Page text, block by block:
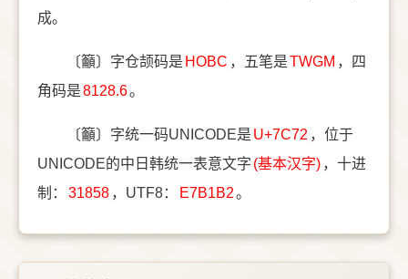
成。
〔籲〕字仓颉码是 HOBC ，五笔是TWGM ，四
角码是8128.6。
〔籲〕字统一码UNICODE是 U+7C72 ，位于
UNICODE的中日韩统一表意文字 (基本汉字) ，十进
制：
31858 ，UTF8： E7B1B2。